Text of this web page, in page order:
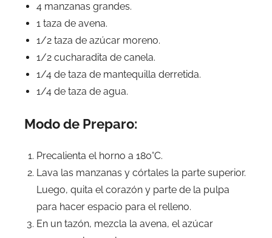
4 manzanas grandes.
1 taza de avena.
1/2 taza de azúcar moreno.
1/2 cucharadita de canela.
1/4 de taza de mantequilla derretida.
1/4 de taza de agua.
Modo de Preparo:
Precalienta el horno a 180°C.
Lava las manzanas y córtales la parte superior.
Luego, quita el corazón y parte de la pulpa
para hacer espacio para el relleno.
En un tazón, mezcla la avena, el azúcar